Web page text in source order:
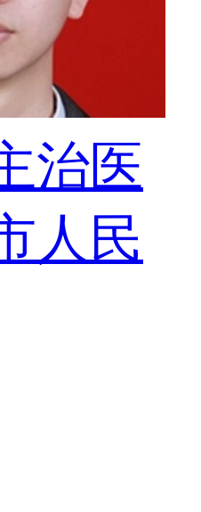
治医
人民